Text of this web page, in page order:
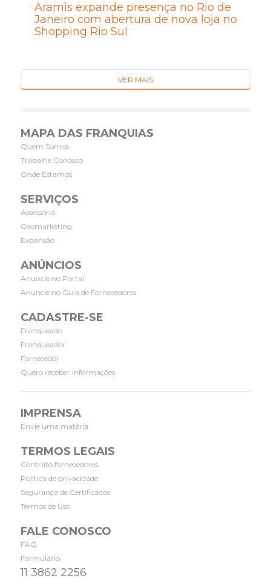
Aramis expande presença no Rio de
Janeiro com abertura de nova loja no
Shopping Rio Sul
VER MAIS
MAPA DAS FRANQUIAS
Quem Somos
Trabalhe Conosco
Onde Estamos
SERVIÇOS
Assessoria
Geomarketing
Expansão
ANÚNCIOS
Anuncie no Portal
Anuncie no Guia de Fornecedores
CADASTRE-SE
Franqueado
Franqueador
Fornecedor
Quero receber informações
IMPRENSA
Envie uma matéria
TERMOS LEGAIS
Contrato fornecedores
Política de privacidade
Segurança de Certificados
Termos de Uso
FALE CONOSCO
FAQ
Formulário
11 3862 2256